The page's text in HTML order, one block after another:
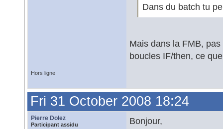
Dans du batch tu
Mais dans la FMB,
boucles IF/then, ce
Hors ligne
Fri 31 October 2008 18:24
Pierre Dolez
Participant assidu
Bonjour,